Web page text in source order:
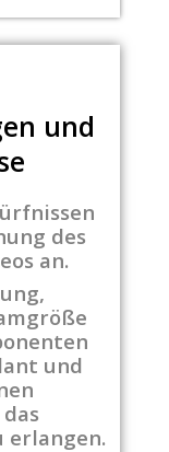
und
des
an.
und
erlangen.